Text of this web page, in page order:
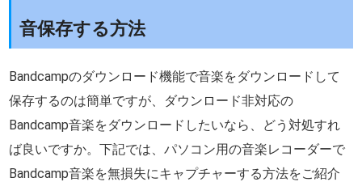
音保存する方法
Bandcampのダウンロード機能で音楽をダウンロードして
保存するのは簡単ですが、ダウンロード非対応の
Bandcamp音楽をダウンロードしたいなら、どう対処すれ
ば良いですか。下記では、パソコン用の音楽レコーダーで
Bandcamp音楽を無損失にキャプチャーする方法をご紹介